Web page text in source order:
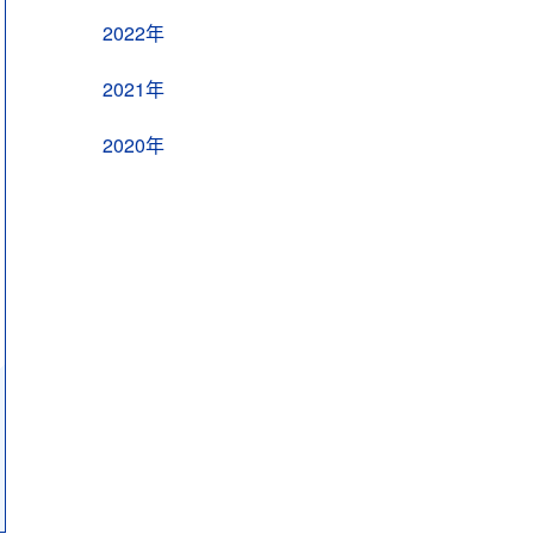
2022年
2021年
2020年